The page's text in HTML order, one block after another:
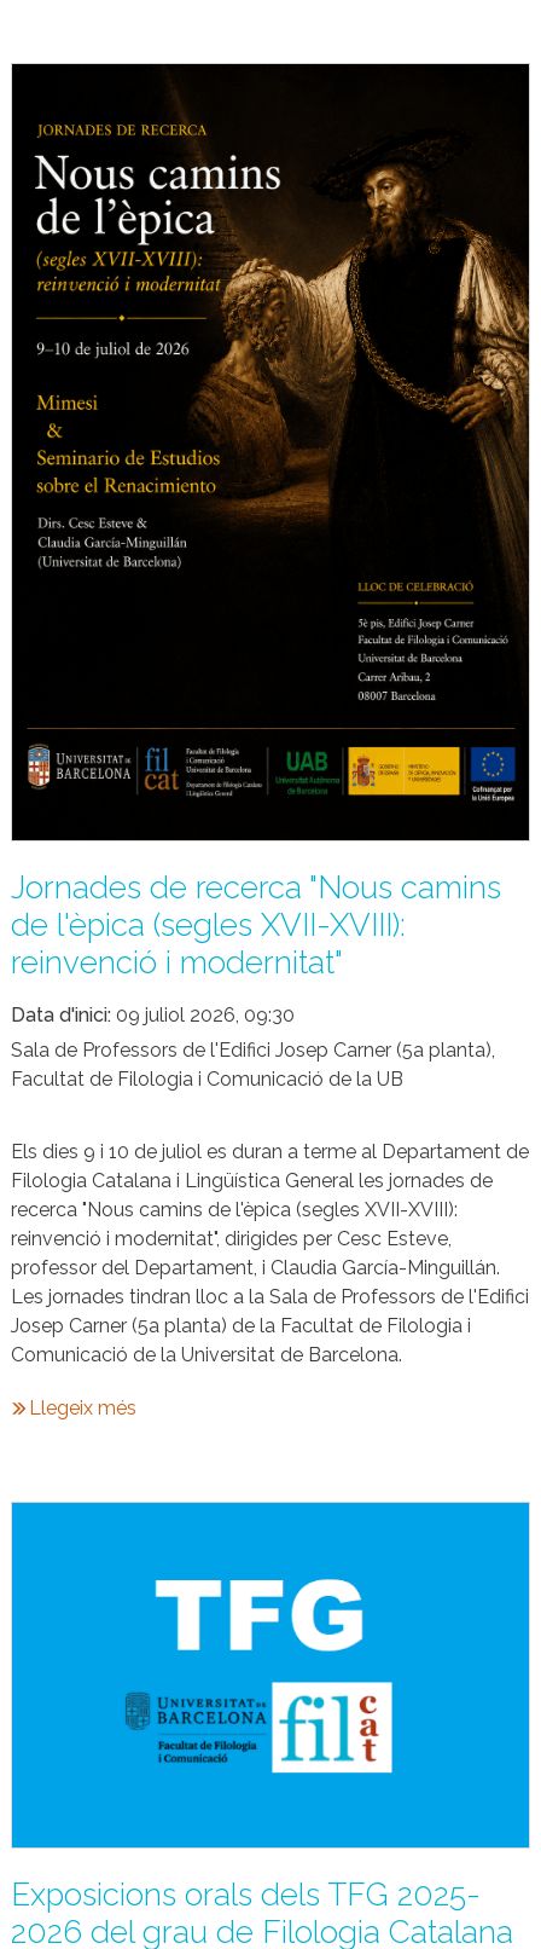
Jornades de recerca "Nous camins
de l'èpica (segles XVII-XVIII):
reinvenció i modernitat"
Data d'inici 09 juliol 2026, 09:30
Sala de Professors de l'Edifici Josep Carner (5a planta),
Facultat de Filologia i Comunicació de la UB
Els dies 9 i 10 de juliol es duran a terme al Departament de
Filologia Catalana i Lingüística General les jornades de
recerca "Nous camins de l'èpica (segles XVII-XVIII):
reinvenció i modernitat", dirigides per Cesc Esteve,
professor del Departament, i Claudia García-Minguillán.
Les jornades tindran lloc a la Sala de Professors de l'Edifici
Josep Carner (5a planta) de la Facultat de Filologia i
Comunicació de la Universitat de Barcelona.
Llegeix més
Exposicions orals dels TFG 2025-
2026 del grau de Filologia Catalana